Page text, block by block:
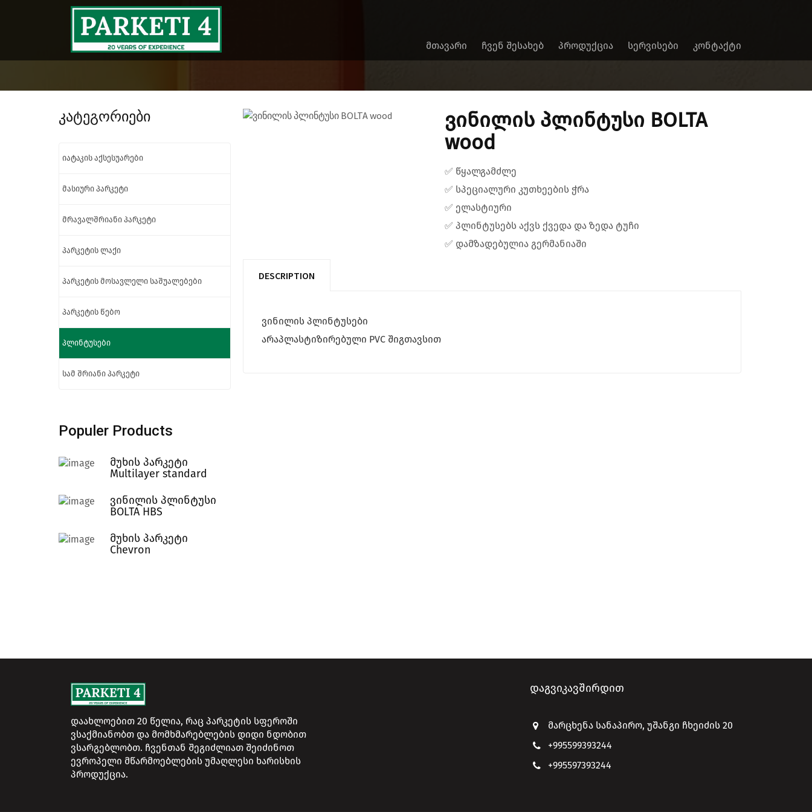
ᲛᲗᲐᲕᲐᲠᲘ ᲩᲕᲔᲜ ᲨᲔᲡᲐᲮᲔᲑ ᲞᲠᲝᲓᲣᲥᲪᲘᲐ ᲡᲔᲠᲕᲘᲡᲔᲑᲘ ᲙᲝᲜᲢᲐᲥᲢᲘ
ვინილის პლინტუსი BOLTA
wood
✅ წყალგამძლე
✅ სპეციალური კუთხეების ჭრა
✅ ელასტიური
✅ პლინტუსებს აქვს ქვედა და ზედა ტუჩი
✅ დამზადებულია გერმანიაში
DESCRIPTION
ვინილის პლინტუსები
არაპლასტიზირებული PVC შიგთავსით
კატეგორიები
იატაკის აქსესუარები
მასიური პარკეტი
მრავალშრიანი პარკეტი
პარკეტის ლაქი
პარკეტის მოსავლელი საშუალებები
პარკეტის წებო
პლინტუსები
სამ შრიანი პარკეტი
Populer Products
მუხის პარკეტი
Multilayer standard
ვინილის პლინტუსი
BOLTA HBS
მუხის პარკეტი
Chevron
დაახლოებით 20 წელია, რაც პარკეტის სფეროში
ვსაქმიანობთ და მომხმარებლების დიდი ნდობით
ვსარგებლობთ. ჩვენთან შეგიძლიათ შეიძინოთ
ევროპელი მწარმოებლების უმაღლესი ხარისხის
პროდუქცია.
ᲓᲐᲒᲕᲘᲙᲐᲕᲨᲘᲠᲓᲘᲗ
მარცხენა სანაპირო, უშანგი ჩხეიძის 20
+995599393244
+995597393244